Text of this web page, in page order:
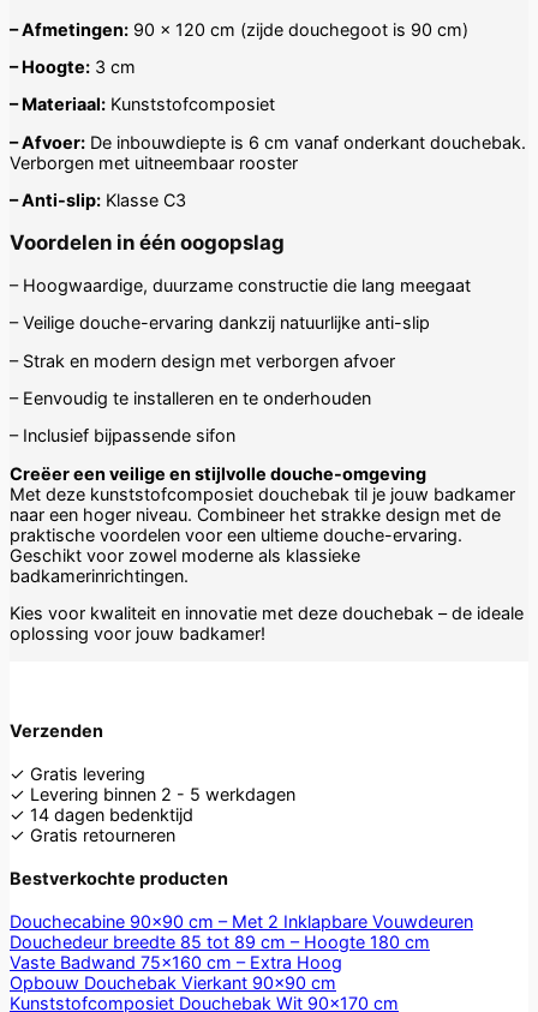
– Afmetingen: 90 x 120 cm (zijde douchegoot is 90 cm)
– Hoogte: 3 cm
– Materiaal: Kunststofcomposiet
– Afvoer: De inbouwdiepte is 6 cm vanaf onderkant douchebak.
Verborgen met uitneembaar rooster
– Anti-slip: Klasse C3
Voordelen in één oogopslag
– Hoogwaardige, duurzame constructie die lang meegaat
– Veilige douche-ervaring dankzij natuurlijke anti-slip
– Strak en modern design met verborgen afvoer
– Eenvoudig te installeren en te onderhouden
– Inclusief bijpassende sifon
Creëer een veilige en stijlvolle douche-omgeving
Met deze kunststofcomposiet douchebak til je jouw badkamer
naar een hoger niveau. Combineer het strakke design met de
praktische voordelen voor een ultieme douche-ervaring.
Geschikt voor zowel moderne als klassieke
badkamerinrichtingen.
Kies voor kwaliteit en innovatie met deze douchebak – de ideale
oplossing voor jouw badkamer!
Verzenden
✓ Gratis levering
✓ Levering binnen 2 - 5 werkdagen
✓ 14 dagen bedenktijd
✓ Gratis retourneren
Bestverkochte producten
Douchecabine 90×90 cm – Met 2 Inklapbare Vouwdeuren
Douchedeur breedte 85 tot 89 cm – Hoogte 180 cm
Vaste Badwand 75x160 cm – Extra Hoog
Opbouw Douchebak Vierkant 90x90 cm
Kunststofcomposiet Douchebak Wit 90x170 cm